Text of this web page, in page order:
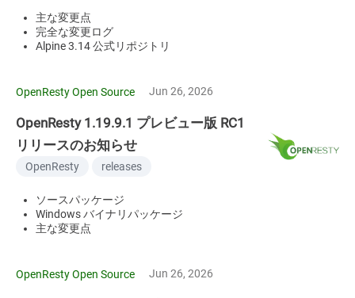
主な変更点
完全な変更ログ
Alpine 3.14 公式リポジトリ
OpenResty Open Source Jun 26, 2026
OpenResty 1.19.9.1 プレビュー版 RC1
リリースのお知らせ
OpenResty releases
ソースパッケージ
Windows バイナリパッケージ
主な変更点
OpenResty Open Source Jun 26, 2026